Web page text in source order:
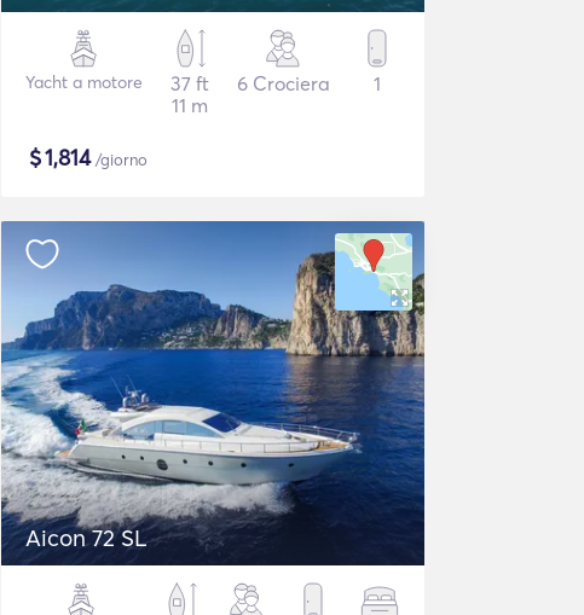
Yacht a motore
37 ft
11 m
6 Crociera 1
$1,814/giorno
Aicon 72 SL